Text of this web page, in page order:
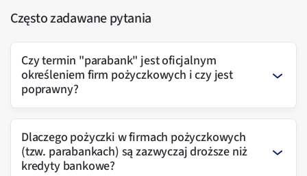
Często zadawane pytania
Czy termin "parabank" jest oficjalnym
określeniem firm pożyczkowych i czy jest
poprawny?
Dlaczego pożyczki w firmach pożyczkowych
(tzw. parabankach) są zazwyczaj droższe niż
kredyty bankowe?